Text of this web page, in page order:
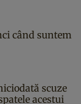
când suntem
scuze
acestui